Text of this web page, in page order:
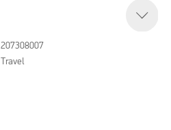
207308007
Travel